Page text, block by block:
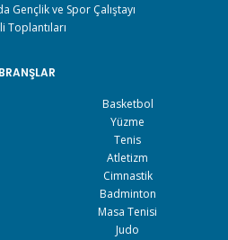
Gençlik ve Spor Çalıştayı
Toplantıları
BRANŞLAR
Basketbol
Yüzme
Tenis
Atletizm
Cimnastik
Badminton
Masa Tenisi
Judo